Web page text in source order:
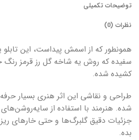
توضیحات تکمیلی
نظرات (0)
همونطور که از اسمش پیداست، این
سفیده که روش یه شاخه گل رز قرمز رنگ
کشیده شده.
طراحی و نقاشی این اثر هنری بسیار
شده. هنرمند با استفاده از
جزئیات دقیق گلبرگ‌ها و حتی خارهای
بده.